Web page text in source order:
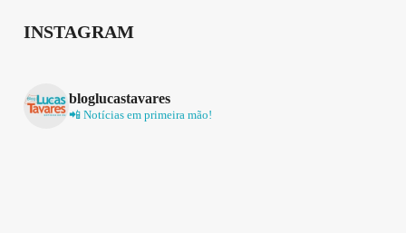
INSTAGRAM
bloglucastavares
📲 Notícias em primeira mão!